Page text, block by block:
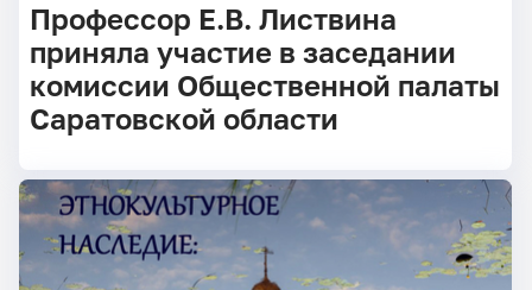
Профессор Е.В. Листвина
приняла участие в заседании
комиссии Общественной палаты
Саратовской области